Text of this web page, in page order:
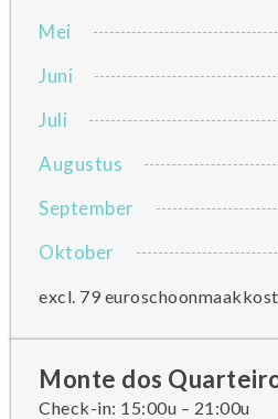
Mei
Juni
Juli
Augustus
September
Oktober
excl. 79
Monte dos
Check-in: 15:00u – 21:00u